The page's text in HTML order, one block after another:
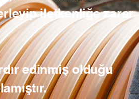
iletkenliğe zarar
edinmiş olduğu